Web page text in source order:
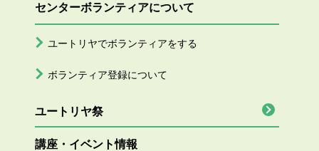
センターボランティアについて
ユートリヤでボランティアをする
ボランティア登録について
ユートリヤ祭
講座・イベント情報